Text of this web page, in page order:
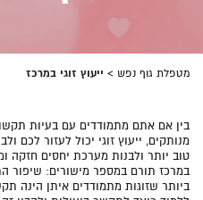
מטפלת גוף נפש > ייעוץ זוגי במרכז
בין אם אתם מתמודדים עם בעיות
מנותקים, ייעוץ זוגי יכול לעזור לכם
טוב יותר ולבנות מערכת יחסים חזקה
במרכז תורם במספר מישורים: שיפור
ביותר שזוגות מתמודדים איתן הינה